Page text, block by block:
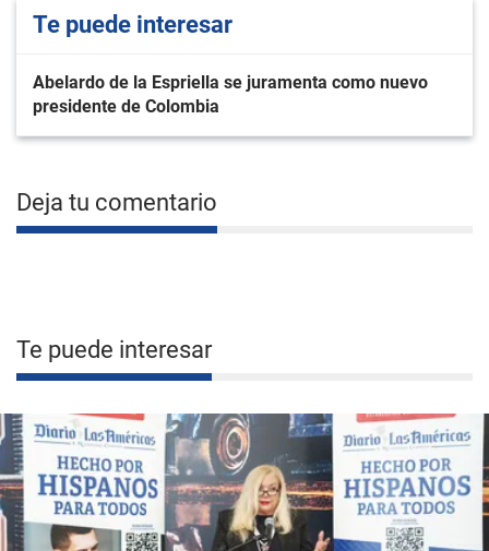
Te puede interesar
Abelardo de la Espriella se juramenta como nuevo
presidente de Colombia
Deja tu comentario
Te puede interesar